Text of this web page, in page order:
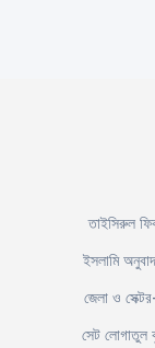
তাইসিরুল
ইসলামি
জেলা ও
সেট